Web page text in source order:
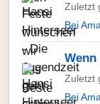
Zuletzt
Bei
Zuletzt
Bei